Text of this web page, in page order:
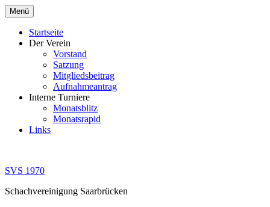
Zum
Inhalt
springen
Menü
Startseite
Der Verein
Vorstand
Satzung
Mitgliedsbeitrag
Aufnahmeantrag
Interne Turniere
Monatsblitz
Monatsrapid
Links
SVS 1970
Schachvereinigung Saarbrücken